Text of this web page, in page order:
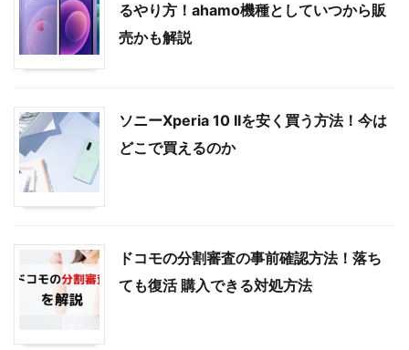
るやり方！ahamo機種としていつから販
売かも解説
ソニーXperia 10 IIを安く買う方法！今は
どこで買えるのか
ドコモの分割審査の事前確認方法！落ち
ても復活 購入できる対処方法